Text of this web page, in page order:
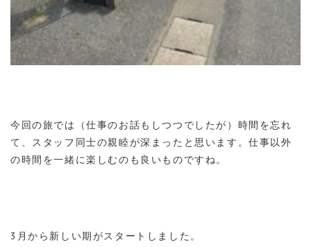
今回の旅では（仕事のお話もしつつでしたが）時間を忘れ
て、スタッフ同士の親睦が深まったと思います。仕事以外
の時間を一緒に楽しむのも良いものですね。
3月から新しい期がスタートしました。